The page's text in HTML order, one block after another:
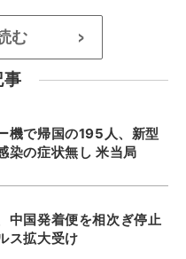
む >
事
機で帰国の195人、新型
染の症状無し 米当局
中国発着便を相次ぎ停止
ス拡大受け